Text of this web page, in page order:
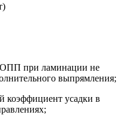
при ламинации не
выпрямления;
коэффициент усадки в